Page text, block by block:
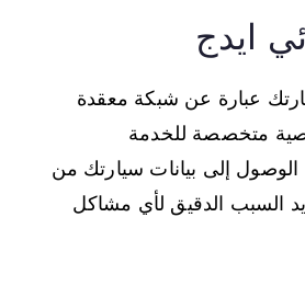
ايدج
عبارة عن شبكة معقدة
متخصصة للخدمة
الوصول إلى بيانات سيارتك من
السبب الدقيق لأي مشاكل